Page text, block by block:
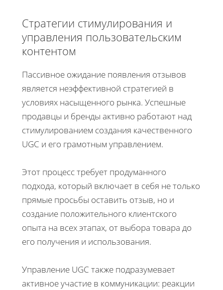
Стратегии стимулирования и
управления пользовательским
контентом
Пассивное ожидание появления отзывов
является неэффективной стратегией в
условиях насыщенного рынка. Успешные
продавцы и бренды активно работают над
стимулированием создания качественного
UGC и его грамотным управлением.
Этот процесс требует продуманного
подхода, который включает в себя не только
прямые просьбы оставить отзыв, но и
создание положительного клиентского
опыта на всех этапах, от выбора товара до
его получения и использования.
Управление UGC также подразумевает
активное участие в коммуникации: реакции